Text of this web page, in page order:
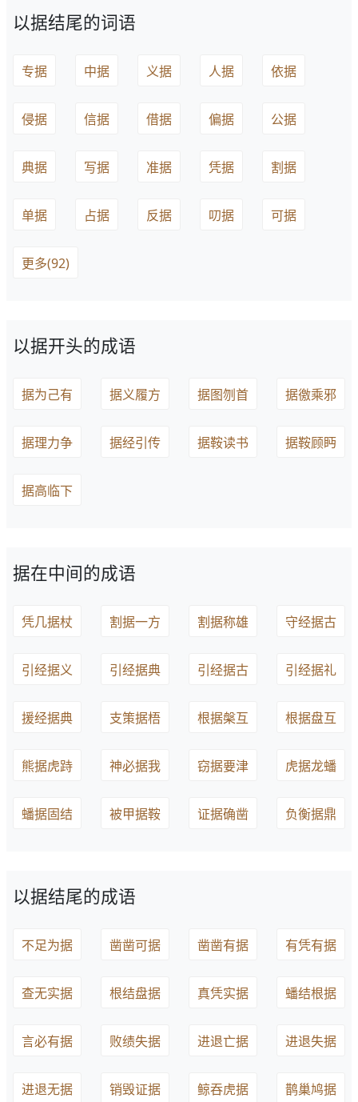
以据结尾的词语
专据 中据 义据 人据 依据
侵据 信据 借据 偏据 公据
典据 写据 准据 凭据 割据
单据 占据 反据 叨据 可据
更多(92)
以据开头的成语
据为己有 据义履方 据图刎首 据徼乘邪
据理力争 据经引传 据鞍读书 据鞍顾眄
据高临下
据在中间的成语
凭几据杖 割据一方 割据称雄 守经据古
引经据义 引经据典 引经据古 引经据礼
援经据典 支策据梧 根据槃互 根据盘互
熊据虎跱 神必据我 窃据要津 虎据龙蟠
蟠据固结 被甲据鞍 证据确凿 负衡据鼎
以据结尾的成语
不足为据 凿凿可据 凿凿有据 有凭有据
查无实据 根结盘据 真凭实据 蟠结根据
言必有据 败绩失据 进退亡据 进退失据
进退无据 销毁证据 鲸吞虎据 鹊巢鸠据